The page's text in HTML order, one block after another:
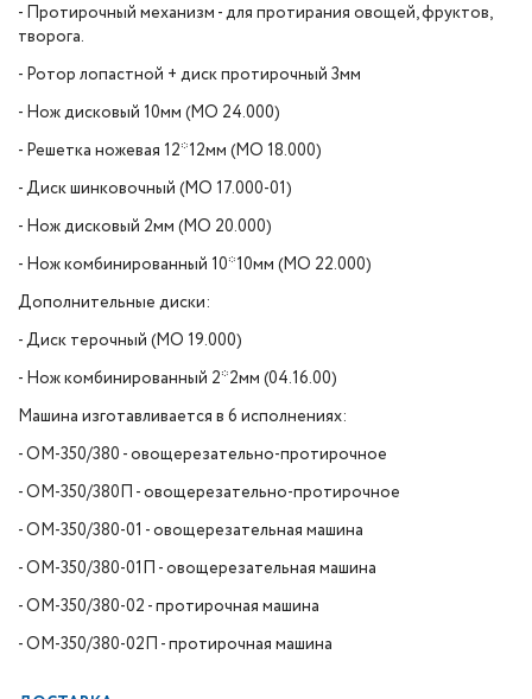
- Протирочный механизм - для протирания овощей, фруктов,
творога.
- Ротор лопастной + диск протирочный 3мм
- Нож дисковый 10мм (МО 24.000)
- Решетка ножевая 12*12мм (МО 18.000)
- Диск шинковочный (МО 17.000-01)
- Нож дисковый 2мм (МО 20.000)
- Нож комбинированный 10*10мм (МО 22.000)
Дополнительные диски:
- Диск терочный (МО 19.000)
- Нож комбинированный 2*2мм (04.16.00)
Машина изготавливается в 6 исполнениях:
- ОМ-350/380 - овощерезательно-протирочное
- ОМ-350/380П - овощерезательно-протирочное
- ОМ-350/380-01 - овощерезательная машина
- ОМ-350/380-01П - овощерезательная машина
- ОМ-350/380-02 - протирочная машина
- ОМ-350/380-02П - протирочная машина